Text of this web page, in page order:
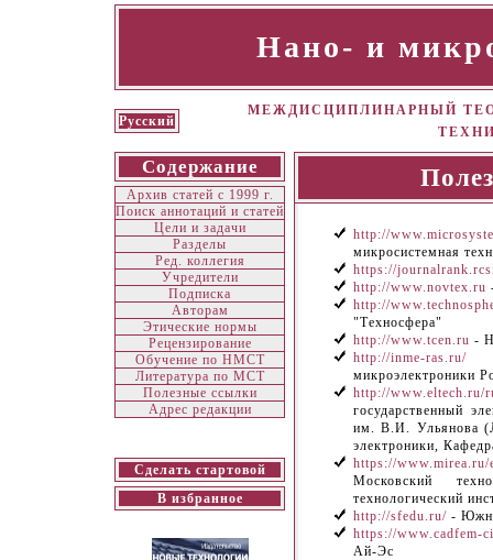
Нано- и
Русский
МЕЖДИСЦИПЛИНАРНЫЙ
Содержание
Архив статей с 1999 г.
Поиск аннотаций и статей
Цели и задачи
Разделы
Ред. коллегия
Учредители
Подписка
Авторам
Этические нормы
Рецензирование
Обучение по НМСТ
Литература по МСТ
Полезные ссылки
Адрес редакции
Сделать стартовой
В избранное
http://
микросистемная
https://
http://www.novtex.ru
http://
"Техносфера"
http://www.tcen.ru -
http://inme-ras.ru/
микроэлектроники
http://www.eltech.ru/
государственный
им. В.И. Ульянова
электроники,
https://
Московский
технологический
http://sfedu.ru/ -
https://www.cadfem-
Ай-Эс